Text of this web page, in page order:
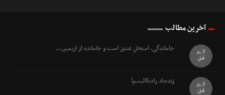
آخرین مطالب
جاماندگی، امتحانِ عشق است و جامانده از اربعین...
3 روز
قبل
زنده‌باد رادیکالیسم!
3 روز
قبل